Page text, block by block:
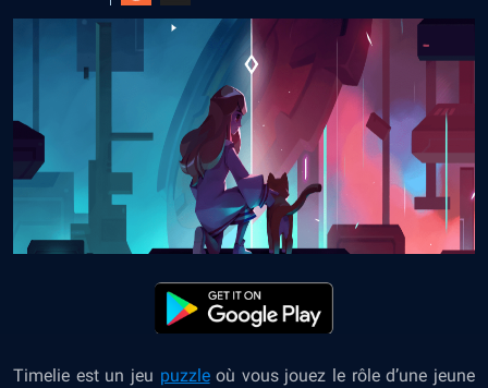
Timelie est un jeu puzzleoù vous jouez le rôle d’une jeune